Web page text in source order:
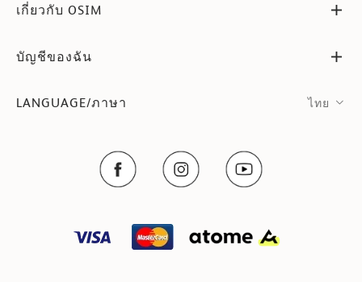
เกี่ยวกับ OSIM
บัญชีของฉัน
LANGUAGE/ภาษา ไทย